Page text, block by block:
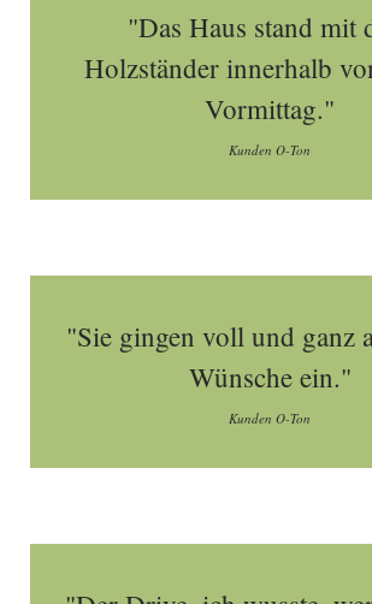
"Das Haus stand mit
Holzständer innerhalb
Vormittag."
Kunden O-Ton
"Sie gingen voll und ganz
Wünsche ein."
Kunden O-Ton